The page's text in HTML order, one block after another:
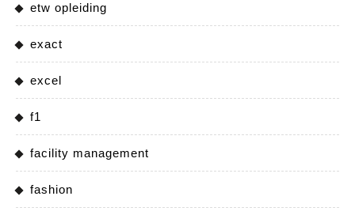
etw opleiding
exact
excel
f1
facility management
fashion